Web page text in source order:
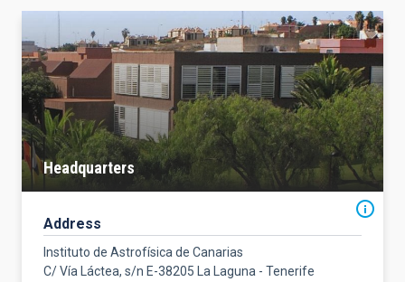
Headquarters
Address
Instituto de Astrofísica de Canarias
C/ Vía Láctea, s/n E-38205 La Laguna - Tenerife